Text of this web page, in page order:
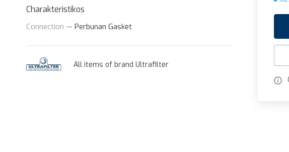
Charakteristikos
Connection — Perbunan Gasket
All items of brand Ultrafilter